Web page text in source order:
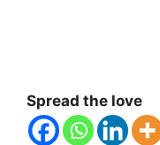
Spread the love